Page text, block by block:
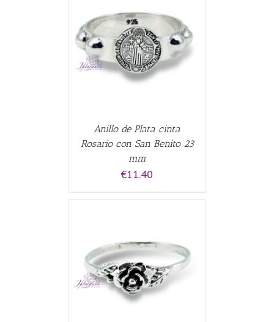
Anillo de Plata cinta
Rosario con San Benito 23
mm
€11.40